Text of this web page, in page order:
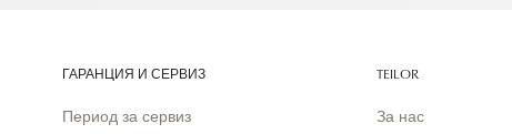
ГАРАНЦИЯ И СЕРВИЗ
Период за сервиз
TEILOR
За нас